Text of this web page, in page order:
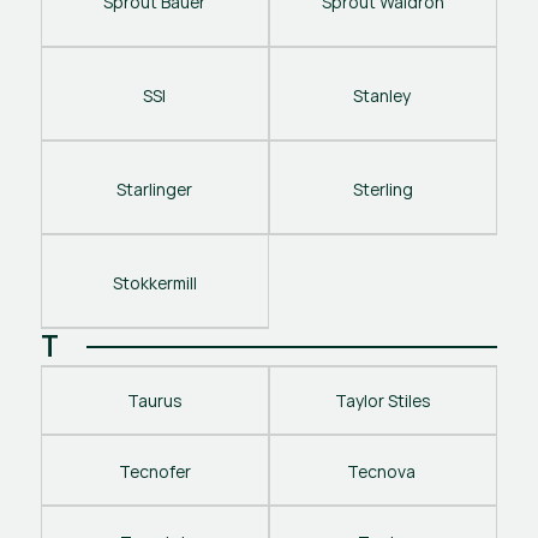
SSI Stanley
Starlinger Sterling
Stokkermill
T
Taurus Taylor Stiles
Tecnofer Tecnova